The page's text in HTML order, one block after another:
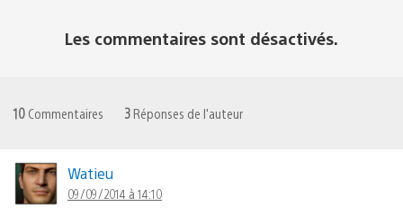
Les commentaires sont désactivés.
10 Commentaires 3 Réponses de l'auteur
Watieu
09/09/2014 à 14:10